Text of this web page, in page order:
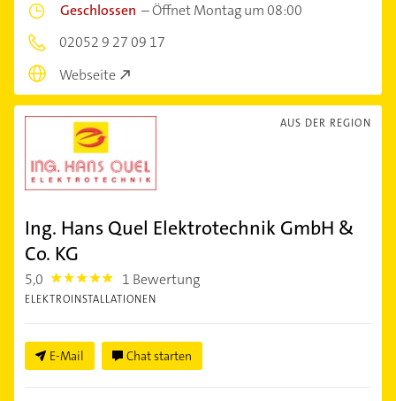
Geschlossen –Öffnet Montag um 08:00
02052 9 27 09 17
Webseite
AUS DER REGION
Ing. Hans Quel Elektrotechnik GmbH &
Co. KG
5,0 5.0 1 Bewertung
ELEKTROINSTALLATIONEN
E-Mail Chat starten